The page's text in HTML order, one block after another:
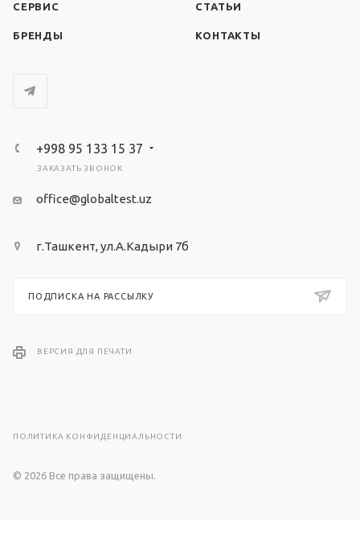
СЕРВИС СТАТЬИ
БРЕНДЫ КОНТАКТЫ
+998 95 133 15 37
ЗАКАЗАТЬ ЗВОНОК
office@globaltest.uz
г.Ташкент, ул.А.Кадыри 7б
ПОДПИСКА НА РАССЫЛКУ
ВЕРСИЯ ДЛЯ ПЕЧАТИ
ПОЛИТИКА КОНФИДЕНЦИАЛЬНОСТИ
© 2026 Все права защищены.